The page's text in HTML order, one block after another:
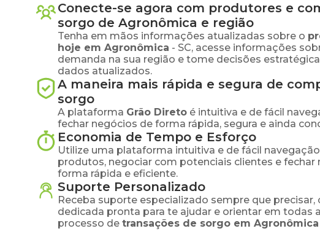
Conecte-se agora com produtores e
sorgo de Agronômica e região
Tenha em mãos informações atualizadas sobre o
hoje em Agronômica - SC, acesse informações
demanda na sua região e tome decisões
dados atualizados.
A maneira mais rápida e segura de
sorgo
A plataforma Grão Direto é intuitiva e de fácil
fechar negócios de forma rápida, segura e ainda
Economia de Tempo e Esforço
Utilize uma plataforma intuitiva e de fácil
produtos, negociar com potenciais clientes e fechar
forma rápida e eficiente.
Suporte Personalizado
Receba suporte especializado sempre que
dedicada pronta para te ajudar e orientar em todas
processo de transações de sorgo em Agronômica